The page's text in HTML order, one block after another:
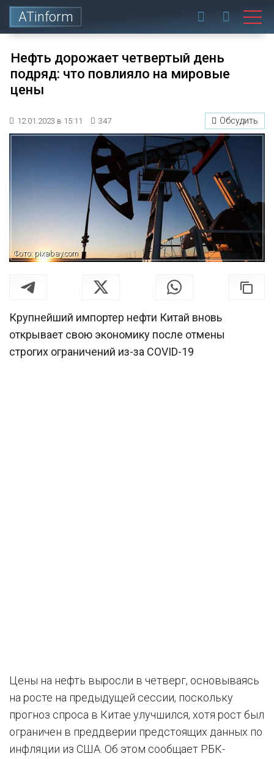
ATinform
Нефть дорожает четвертый день
подряд: что повлияло на мировые
цены
12.01.2023 в 15:11 347 Обсудить
Фото: pixabay.com
Крупнейший импортер нефти Китай вновь
открывает свою экономику после отмены
строгих ограничений из-за COVID-19
Цены на нефть выросли в четверг, основываясь
на росте на предыдущей сессии, поскольку
прогноз спроса в Китае улучшился, хотя рост был
ограничен в преддверии предстоящих данных по
инфляции из США. Об этом сообщает РБК-